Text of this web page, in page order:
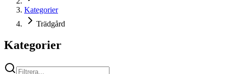
Kategorier
Trädgård
Kategorier